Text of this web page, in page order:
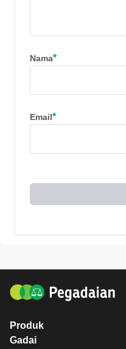
Nama*
Email*
Produk
Gadai